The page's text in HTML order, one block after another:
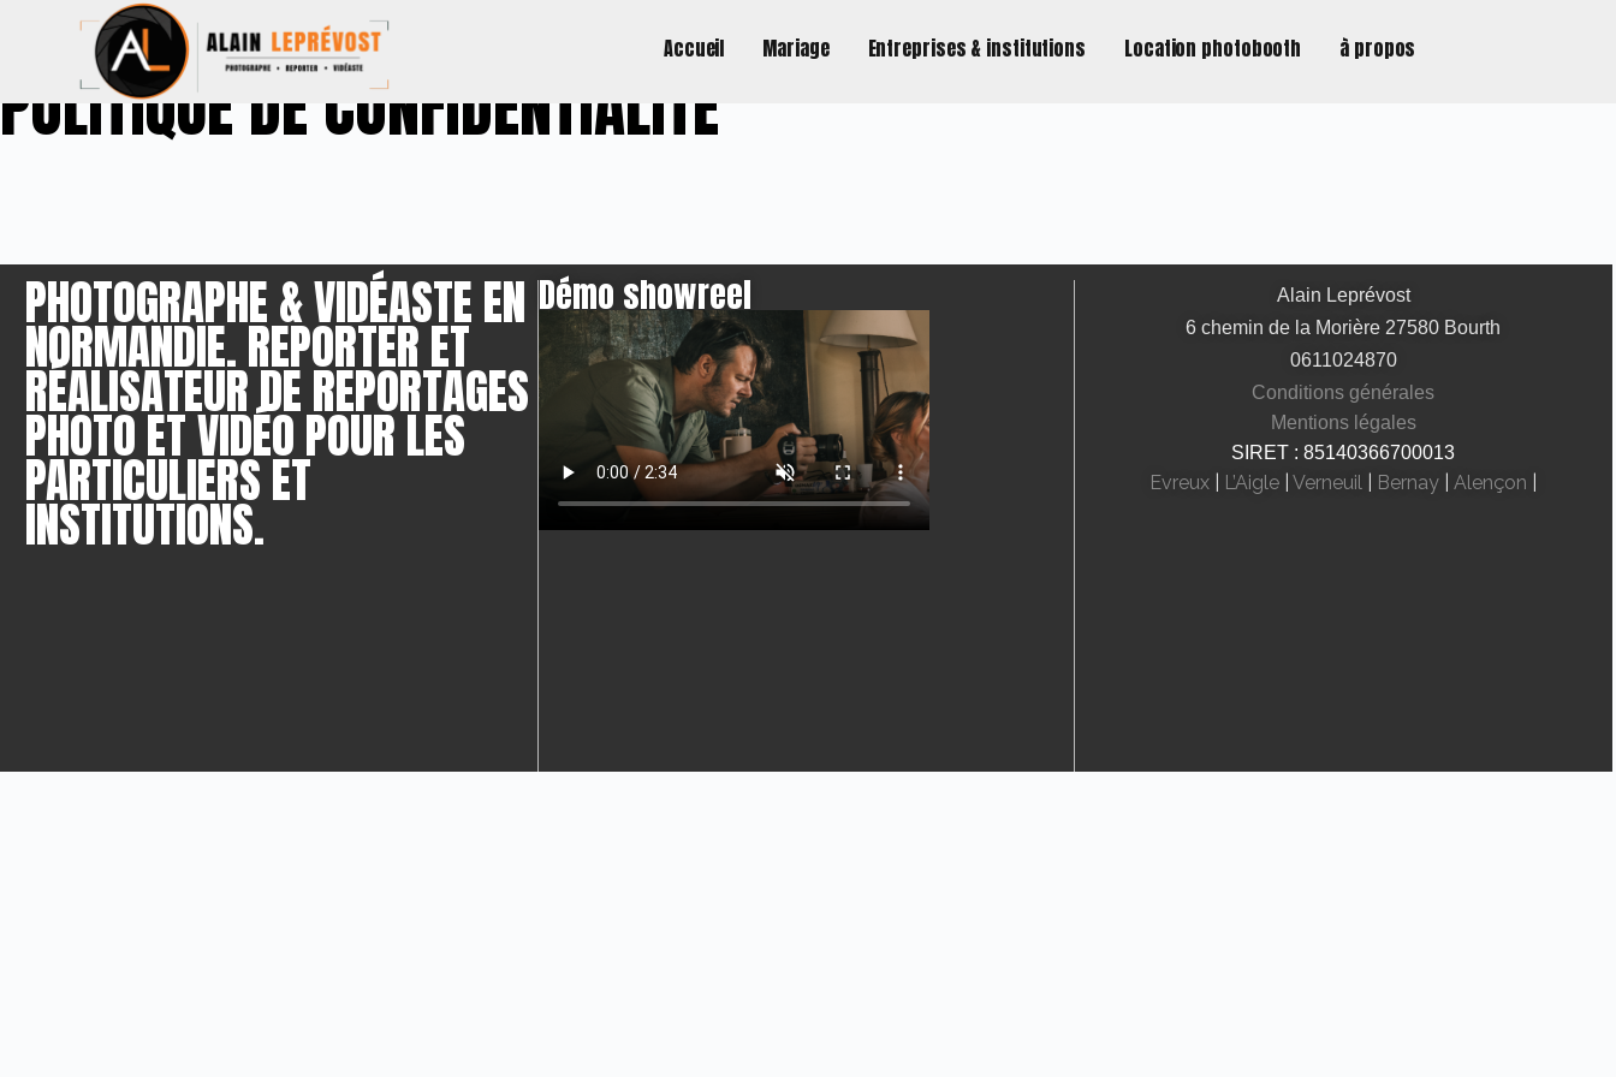
Accueil Mariage Entreprises & institutions Location photobooth à propos
POLITIQUE DE CONFIDENTIALITÉ
PHOTOGRAPHE & VIDÉASTE EN
NORMANDIE. REPORTER ET
RÉALISATEUR DE REPORTAGES
PHOTO ET VIDÉO POUR LES
PARTICULIERS ET
INSTITUTIONS.
Démo showreel
Alain Leprévost
6 chemin de la Morière 27580 Bourth
0611024870
Conditions générales
Mentions légales
SIRET : 85140366700013
Evreux| L’Aigle| Verneuil| Bernay| Alençon